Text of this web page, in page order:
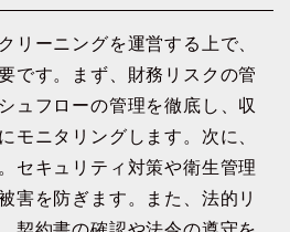
リーニングを運営する上で、
です。まず、財務リスクの管
ュフローの管理を徹底し、収
モニタリングします。次に、
セキュリティ対策や衛生管理
害を防ぎます。また、法的リ